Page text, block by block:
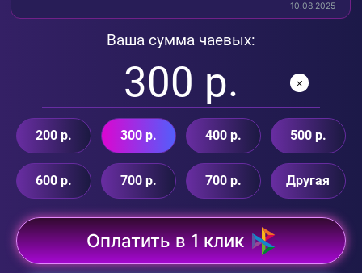
10.08.2025
Ваша сумма чаевых:
200 р. 300 р. 400 р. 500 р.
600 р. 700 р. 700 р. Другая
Оплатить в 1 клик